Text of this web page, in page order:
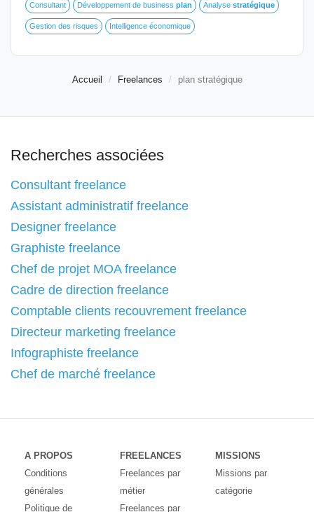
Consultant Développement de business plan Analyse stratégique
Gestion des risques Intelligence économique
Accueil Freelances plan stratégique
Recherches associées
Consultant freelance
Assistant administratif freelance
Designer freelance
Graphiste freelance
Chef de projet MOA freelance
Cadre de direction freelance
Comptable clients recouvrement freelance
Directeur marketing freelance
Infographiste freelance
Chef de marché freelance
A PROPOS
Conditions
générales
Politique de
FREELANCES
Freelances par
métier
Freelances par
MISSIONS
Missions par
catégorie